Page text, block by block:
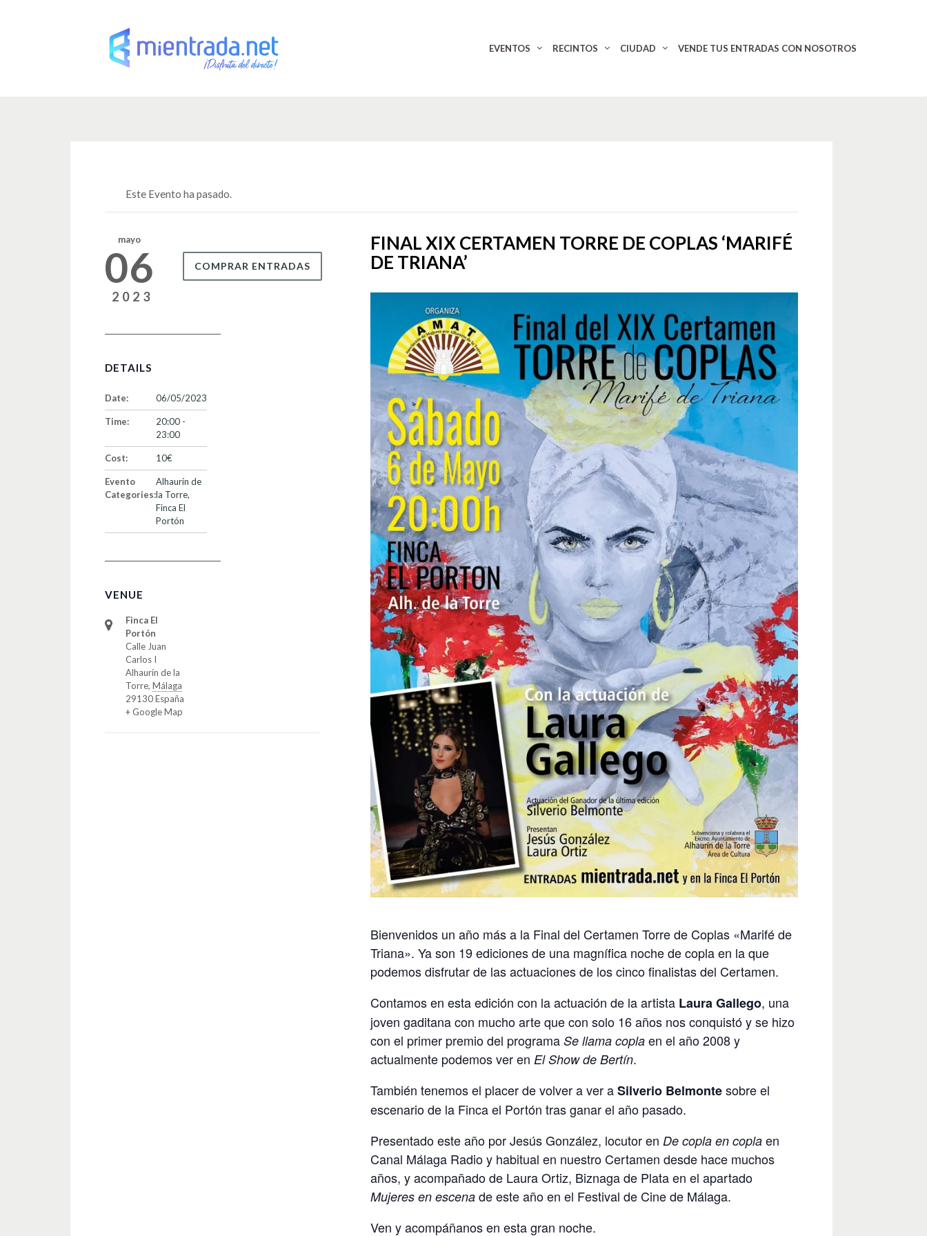
EVENTOS RECINTOS CIUDAD VENDE TUS ENTRADAS CON NOSOTROS
Este Evento ha pasado.
FINAL XIX CERTAMEN TORRE DE COPLAS ‘MARIFÉ
DE TRIANA’
Bienvenidos un año más a la Final del Certamen Torre de Coplas «Marifé de
Triana». Ya son 19 ediciones de una magnífica noche de copla en la que
podemos disfrutar de las actuaciones de los cinco finalistas del Certamen.
Contamos en esta edición con la actuación de la artista Laura Gallego, una
joven gaditana con mucho arte que con solo 16 años nos conquistó y se hizo
con el primer premio del programa Se llama coplaen el año 2008 y
actualmente podemos ver en El Show de Bertín.
También tenemos el placer de volver a ver aSilverio Belmontesobre el
escenario de la Finca el Portón tras ganar el año pasado.
Presentado este año por Jesús González, locutor en De copla en coplaen
Canal Málaga Radio y habitual en nuestro Certamen desde hace muchos
años, y acompañado de Laura Ortiz, Biznaga de Plata en el apartado
Mujeres en escenade este año en el Festival de Cine de Málaga.
Ven y acompáñanos en esta gran noche.
mayo
06
2023
COMPRAR ENTRADAS
DETAILS
Date: 06/05/2023
Time:
20:00 -
23:00
Cost: 10€
Evento
Categories:
Alhaurín de
la Torre,
Finca El
Portón
VENUE
Finca El
Portón
Calle Juan
Carlos I
Alhaurín de la
Torre, Málaga
29130España
+ Google Map